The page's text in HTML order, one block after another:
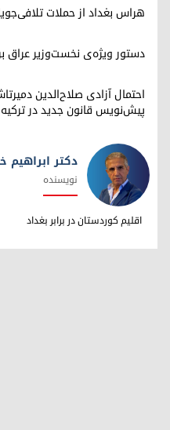
هراس بغداد از حملات
دستور ویژه‌ی نخست‌وزیر عراق
احتمال آزادی صلاح‌الدین
پیش‌نویس قانون جدید در ترکیه
دکتر ابراهیم خالد
دکتر ابراهیم
نویسنده
اقلیم کوردستان در برابر بغداد